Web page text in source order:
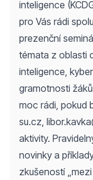
inteligence
pro Vás rádi
prezenční
témata z oblasti
inteligence,
gramotnosti
moc rádi, pokud
su.cz
aktivity.
novinky a
zkušeností